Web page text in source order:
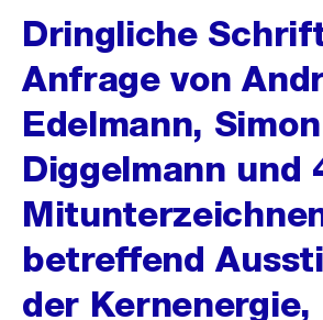
Dringliche
Anfrage von
Edelmann, Simon
Diggelmann und
betreffend
der Kernenergie,